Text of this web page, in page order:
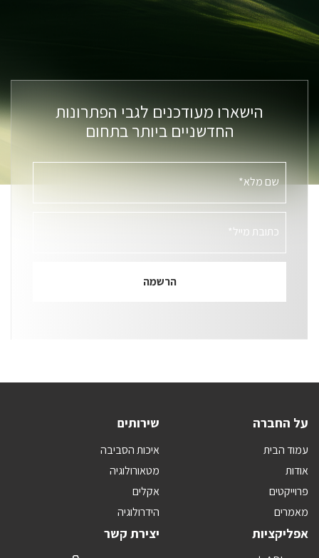
הישארו מעודכנים לגבי הפתרונות
החדשניים ביותר בתחום
שם מלא*
כתובת מייל*
על החברה
עמוד הבית
אודות
פרוייקטים
מאמרים
שירותים
איכות הסביבה
מטאורולוגיה
אקלים
הידרולוגיה
אפליקציות יצירת קשר